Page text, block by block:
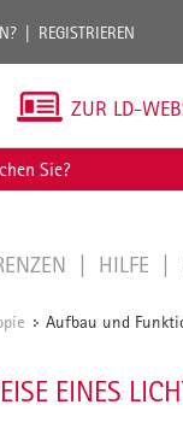
REGISTRIEREN
ZUR LD-
HILFE
/ Aufbau und
EINES